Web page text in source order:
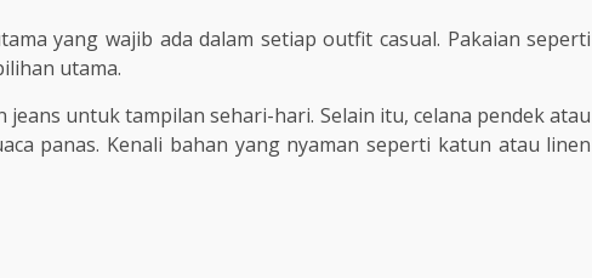
yang wajib ada dalam setiap outfit casual. Pakaian seperti
utama.
untuk tampilan sehari-hari. Selain itu, celana pendek atau
panas. Kenali bahan yang nyaman seperti katun atau linen